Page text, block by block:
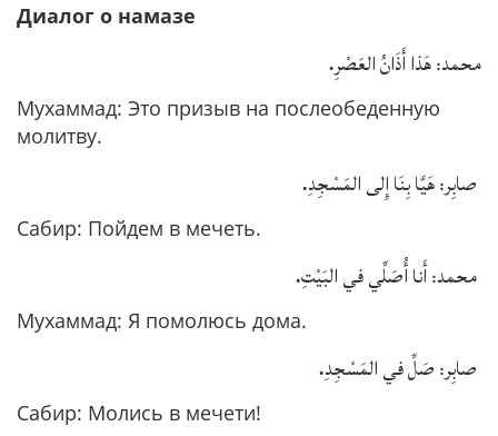
Диалог о намазе
محمد: هَذا أَذَانُ العَصْرِ.
Мухаммад: Это призыв на послеобеденную
молитву.
صابِر: هَيَّا بِنَا إِلى المَسْجِدِ.
Сабир: Пойдем в мечеть.
محمد: أَنا أُصَلِّي في البَيْتِ.
Мухаммад: Я помолюсь дома.
صابِر: صَلِّ في المَسْجِدِ.
Сабир: Молись в мечети!